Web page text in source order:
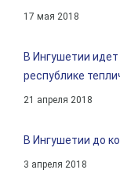
17 мая 2018
В Ингушетии
республике
21 апреля 2018
В Ингушетии до
3 апреля 2018